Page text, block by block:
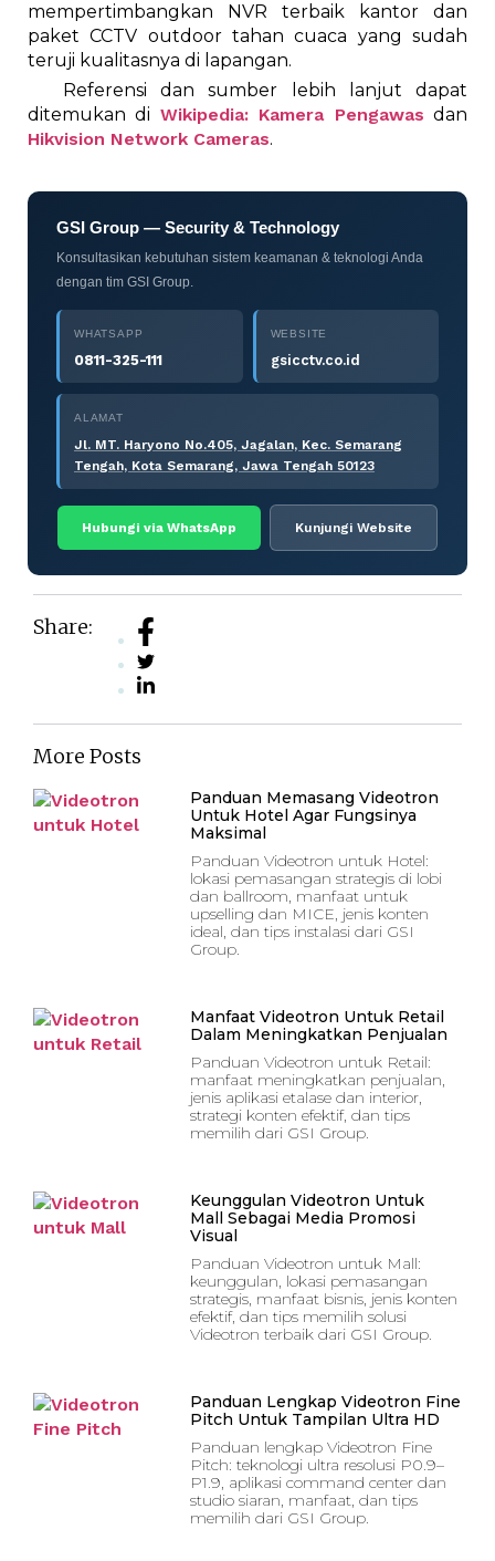
mempertimbangkan NVR terbaik kantor dan
paket CCTV outdoor tahan cuaca yang sudah
teruji kualitasnya di lapangan.
Referensi dan sumber lebih lanjut dapat
ditemukan di Wikipedia: Kamera Pengawas dan
Hikvision Network Cameras.
GSI Group — Security & Technology
Konsultasikan kebutuhan sistem keamanan & teknologi Anda
dengan tim GSI Group.
WHATSAPP
0811-325-111
WEBSITE
gsicctv.co.id
ALAMAT
Jl. MT. Haryono No.405, Jagalan, Kec. Semarang
Tengah, Kota Semarang, Jawa Tengah 50123
Hubungi via WhatsApp Kunjungi Website
Share:
More Posts
Panduan Memasang Videotron
Untuk Hotel Agar Fungsinya
Maksimal
Panduan Videotron untuk Hotel:
lokasi pemasangan strategis di lobi
dan ballroom, manfaat untuk
upselling dan MICE, jenis konten
ideal, dan tips instalasi dari GSI
Group.
Manfaat Videotron Untuk Retail
Dalam Meningkatkan Penjualan
Panduan Videotron untuk Retail:
manfaat meningkatkan penjualan,
jenis aplikasi etalase dan interior,
strategi konten efektif, dan tips
memilih dari GSI Group.
Keunggulan Videotron Untuk
Mall Sebagai Media Promosi
Visual
Panduan Videotron untuk Mall:
keunggulan, lokasi pemasangan
strategis, manfaat bisnis, jenis konten
efektif, dan tips memilih solusi
Videotron terbaik dari GSI Group.
Panduan Lengkap Videotron Fine
Pitch Untuk Tampilan Ultra HD
Panduan lengkap Videotron Fine
Pitch: teknologi ultra resolusi P0.9–
P1.9, aplikasi command center dan
studio siaran, manfaat, dan tips
memilih dari GSI Group.